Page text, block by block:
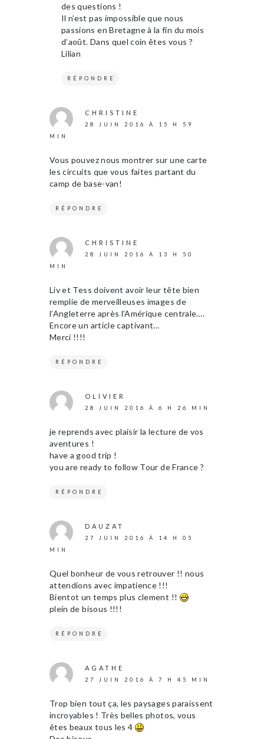
des questions !
Il n’est pas impossible que nous
passions en Bretagne à la fin du mois
d’août. Dans quel coin êtes vous ?
Lilian
RÉPONDRE
CHRISTINE
28 JUIN 2016 À 15 H 59
MIN
Vous pouvez nous montrer sur une carte
les circuits que vous faites partant du
camp de base-van!
RÉPONDRE
CHRISTINE
28 JUIN 2016 À 13 H 50
MIN
Liv et Tess doivent avoir leur tête bien
remplie de merveilleuses images de
l’Angleterre après l’Amérique centrale….
Encore un article captivant…
Merci !!!!
RÉPONDRE
OLIVIER
28 JUIN 2016 À 6 H 26 MIN
je reprends avec plaisir la lecture de vos
aventures !
have a good trip !
you are ready to follow Tour de France ?
RÉPONDRE
DAUZAT
27 JUIN 2016 À 14 H 05
MIN
Quel bonheur de vous retrouver !! nous
attendions avec impatience !!!
Bientot un temps plus clement !!
plein de bisous !!!!
RÉPONDRE
AGATHE
27 JUIN 2016 À 7 H 45 MIN
Trop bien tout ça, les paysages paraissent
incroyables ! Très belles photos, vous
êtes beaux tous les 4